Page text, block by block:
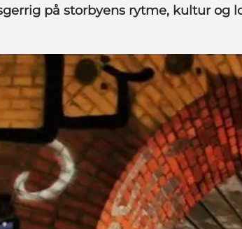
på storbyens rytme, kultur og